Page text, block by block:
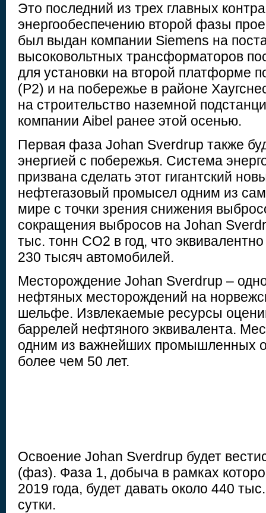
Это последний из трех главных
энергообеспечению второй фазы
был выдан компании Siemens на
высоковольтных трансформаторов
для установки на второй платформе
(P2) и на побережье в районе
на строительство наземной
компании Aibel ранее этой осенью.
Первая фаза Johan Sverdrup также
энергией с побережья. Система
призвана сделать этот гигантский
нефтегазовый промысел одним из
мире с точки зрения снижения
сокращения выбросов на Johan
тыс. тонн CO2 в год, что
230 тысяч автомобилей.
Месторождение Johan Sverdrup –
нефтяных месторождений на
шельфе. Извлекаемые ресурсы
баррелей нефтяного эквивалента.
одним из важнейших промышленных
более чем 50 лет.
Освоение Johan Sverdrup будет
(фаз). Фаза 1, добыча в рамках
2019 года, будет давать около 440
сутки.